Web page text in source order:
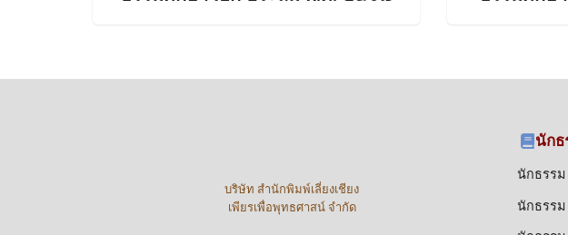
บริษัท สำนักพิมพ์เลี่ยงเชียง
เพียรเพื่อพุทธศาสน์ จำกัด
นักธ
นักธรรม
นักธรรม